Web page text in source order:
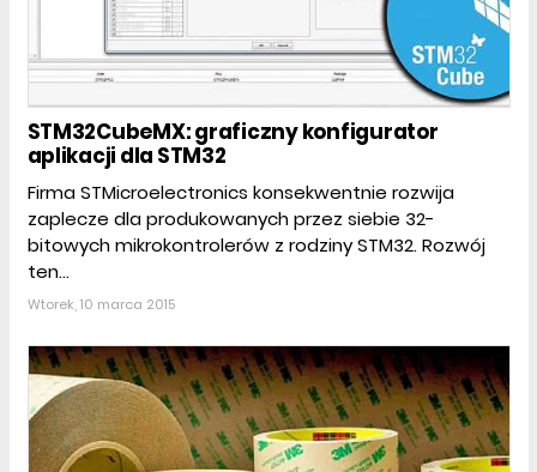
STM32CubeMX: graficzny konfigurator
aplikacji dla STM32
Firma STMicroelectronics konsekwentnie rozwija
zaplecze dla produkowanych przez siebie 32-
bitowych mikrokontrolerów z rodziny STM32. Rozwój
ten...
Wtorek, 10 marca 2015